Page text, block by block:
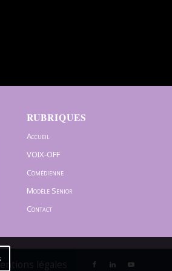
RUBRIQUES
Accueil
VOIX-OFF
Comédienne
Modèle Senior
Contact
légales